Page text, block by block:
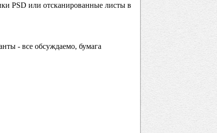
PSD или отсканированные листы в
- все обсуждаемо, бумага